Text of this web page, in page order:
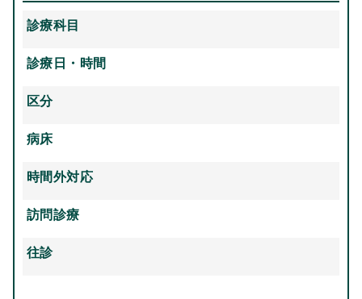
診療科目
診療日・時間
区分
病床
時間外対応
訪問診療
往診